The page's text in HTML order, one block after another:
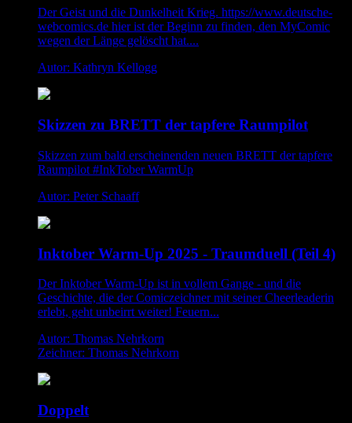
Der Geist und die Dunkelheit Krieg. https://www.deutsche-
webcomics.de hier ist der Beginn zu finden, den MyComic
wegen der Länge gelöscht hat....
Autor: Kathryn Kellogg
Skizzen zu BRETT der tapfere Raumpilot
Skizzen zum bald erscheinenden neuen BRETT der tapfere
Raumpilot #InkTober WarmUp
Autor: Peter Schaaff
Inktober Warm-Up 2025 - Traumduell (Teil 4)
Der Inktober Warm-Up ist in vollem Gange - und die
Geschichte, die der Comiczeichner mit seiner Cheerleaderin
erlebt, geht unbeirrt weiter! Feuern...
Autor: Thomas Nehrkorn
Zeichner: Thomas Nehrkorn
Doppelt